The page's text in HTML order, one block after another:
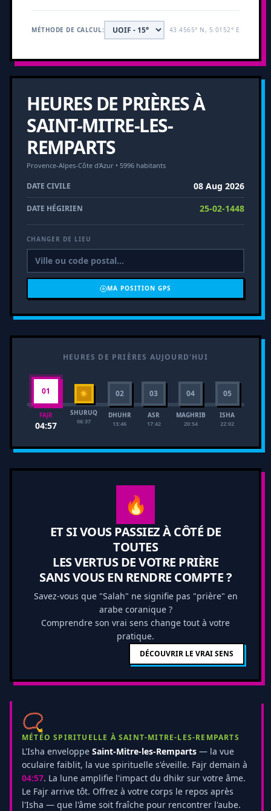
HEURES DE PRIÈRES À
SAINT-MITRE-LES-
REMPARTS
Provence-Alpes-Côte d'Azur • 5996 habitants
DATE CIVILE 08 Aug 2026
DATE HÉGIRIEN 25-02-1448
CHANGER DE LIEU
MA POSITION GPS
MÉTHODE DE CALCUL: 43.4565° N, 5.0152° E
HEURES DE PRIÈRES AUJOURD'HUI
01
FAJR
04:57
☀
SHURUQ
06:37
02
DHUHR
13:46
03
ASR
17:42
04
MAGHRIB
20:54
05
ISHA
22:02
🔥
ET SI VOUS PASSIEZ À CÔTÉ DE
TOUTES
LES VERTUS DE VOTRE PRIÈRE
SANS VOUS EN RENDRE COMPTE ?
Savez-vous que "Salah" ne signifie pas "prière" en
arabe coranique ?
Comprendre son vrai sens change tout à votre
pratique.
DÉCOUVRIR LE VRAI SENS
📿
MÉTÉO SPIRITUELLE À SAINT-MITRE-LES-REMPARTS
L'Isha enveloppe Saint-Mitre-les-Remparts — la vue
oculaire faiblit, la vue spirituelle s'éveille. Fajr demain à
04:57. La lune amplifie l'impact du dhikr sur votre âme.
Le Fajr arrive tôt. Offrez à votre corps le repos après
l'Isha — que l'âme soit fraîche pour rencontrer l'aube.